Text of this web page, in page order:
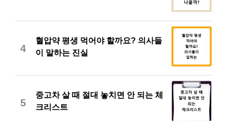
4
혈압약 평생 먹어야 할까요? 의사들
이 말하는 진실
5
중고차 살 때 절대 놓치면 안 되는 체
크리스트